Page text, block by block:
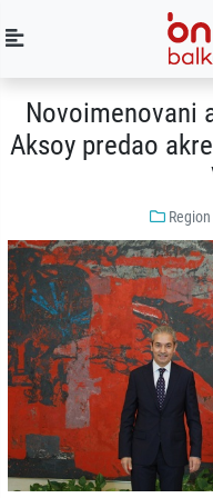
Novoimenovani
Aksoy predao
Region